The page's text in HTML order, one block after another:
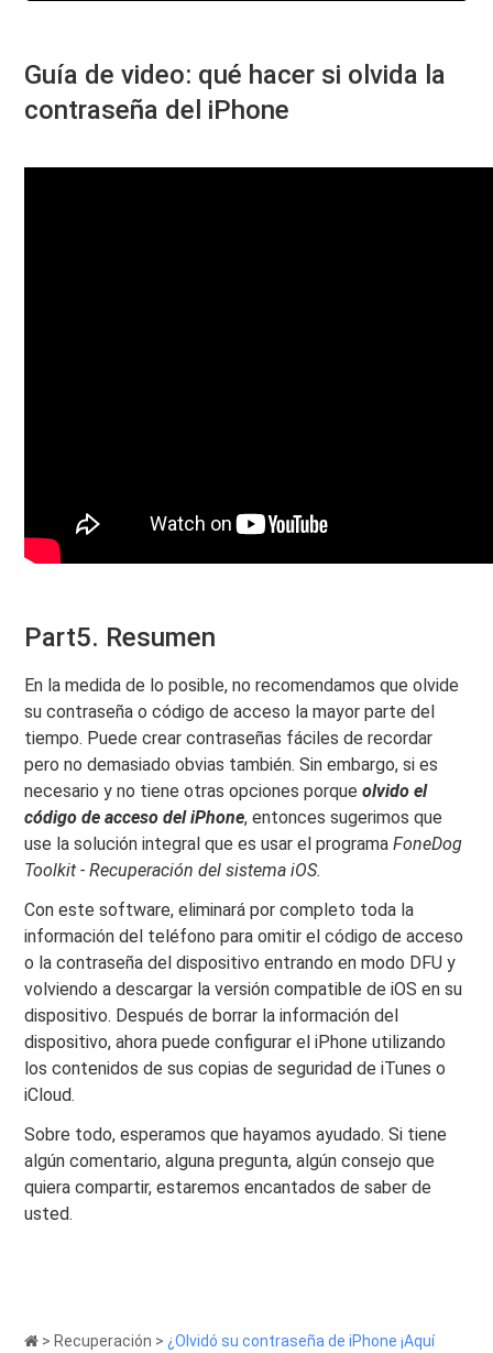
Guía de video: qué hacer si olvida la
contraseña del iPhone
Part5. Resumen
En la medida de lo posible, no recomendamos que olvide
su contraseña o código de acceso la mayor parte del
tiempo. Puede crear contraseñas fáciles de recordar
pero no demasiado obvias también. Sin embargo, si es
necesario y no tiene otras opciones porque olvido el
código de acceso del iPhone, entonces sugerimos que
use la solución integral que es usar el programaFoneDog
Toolkit - Recuperación del sistema iOS.
Con este software, eliminará por completo toda la
información del teléfono para omitir el código de acceso
o la contraseña del dispositivo entrando en modo DFU y
volviendo a descargar la versión compatible de iOS en su
dispositivo. Después de borrar la información del
dispositivo, ahora puede configurar el iPhone utilizando
los contenidos de sus copias de seguridad de iTunes o
iCloud.
Sobre todo, esperamos que hayamos ayudado. Si tiene
algún comentario, alguna pregunta, algún consejo que
quiera compartir, estaremos encantados de saber de
usted.
> Recuperación > ¿Olvidó su contraseña de iPhone ¡Aquí